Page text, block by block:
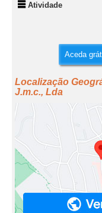
Atividade
Aceda
Localização
J.m.c., Lda